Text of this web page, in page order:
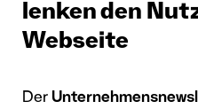
lenken den
Webseite
Der